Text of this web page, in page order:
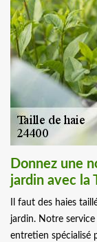
Donnez une
jardin avec la
Il faut des haies
jardin. Notre
entretien spécialisé